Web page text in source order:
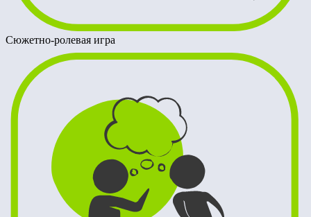
Сюжетно-ролевая игра